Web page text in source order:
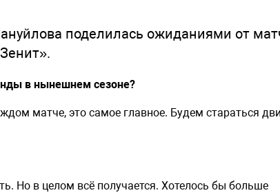
поделилась ожиданиями от
в нынешнем сезоне?
матче, это самое главное. Будем стараться
Но в целом всё получается. Хотелось бы больше